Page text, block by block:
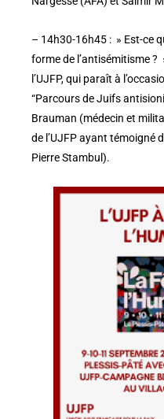
– 14h30-16h45 : » Est-ce
forme de l’antisémitisme ?
l’UJFP, qui paraît à
“Parcours de Juifs
Brauman (médecin et
de l’UJFP ayant témoigné
Pierre Stambul).